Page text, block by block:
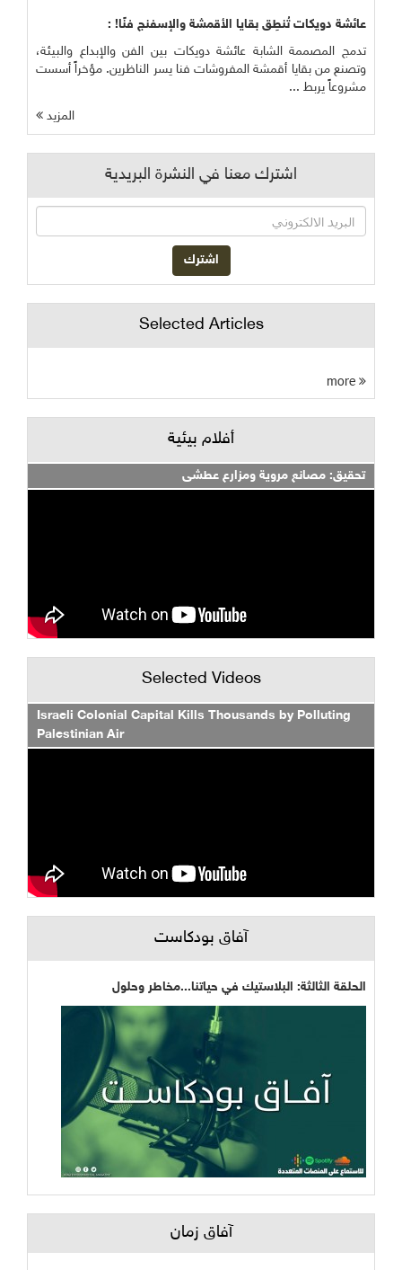
عائشة دويكات تُنطِق بقايا الأقمشة والإسفنج فنًا! :
تدمج المصممة الشابة عائشة دويكات بين الفن والإبداع والبيئة،
وتصنع من بقايا أقمشة المفروشات فنا يسر الناظرين. مؤخراً أسست
مشروعاً يربط ...
المزيد
اشترك معنا في النشرة البريدية
Selected Articles
أفلام بيئية
تحقيق: مصانع مروية ومزارع عطشى
Selected Videos
Israeli Colonial Capital Kills Thousands by Polluting
Palestinian Air
آفاق بودكاست
الحلقة الثالثة: البلاستيك في حياتنا...مخاطر وحلول
آفاق زمان